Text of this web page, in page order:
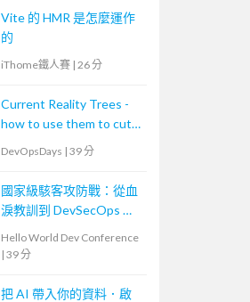
追蹤稽核
Vite 的 HMR 是怎麼運作
的
iThome鐵人賽 | 26 分
Current Reality Trees -
how to use them to cut
through dev & ops
DevOpsDays | 39 分
國家級駭客攻防戰：從血
淚教訓到 DevSecOps 實
Hello World Dev Conference
| 39 分
把 AI 帶入你的資料．啟